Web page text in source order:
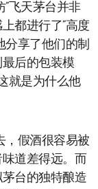
”飞天茅台并非
都进行了“高度
分享了他们的制
后的包装模
就是为什么他
，假酒很容易被
道差得远。而
台的独特酿造